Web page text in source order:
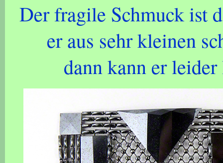
Der fragile Schmuck ist
er aus sehr kleinen
dann kann er